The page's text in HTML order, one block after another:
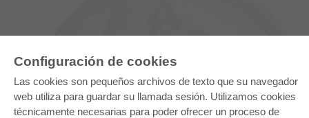
Configuración de cookies
Las cookies son pequeños archivos de texto que su navegador
web utiliza para guardar su llamada sesión. Utilizamos cookies
técnicamente necesarias para poder ofrecer un proceso de